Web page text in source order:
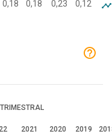
0,18 0,18 0,23 0,12
TRIMESTRAL
2021 2020 2019